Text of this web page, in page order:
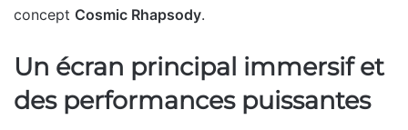
concept Cosmic Rhapsody.
Un écran principal immersif et
des performances puissantes